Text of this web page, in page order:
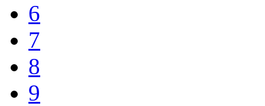
6
7
8
9